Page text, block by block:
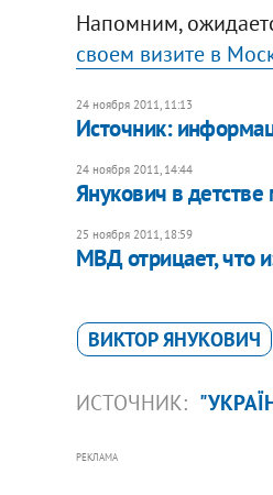
Напомним,
своем визите в
24 ноября 2011, 11:13
Источник:
24 ноября 2011, 14:44
Янукович в детстве
25 ноября 2011, 18:59
МВД отрицает, что
ВИКТОР ЯНУКОВИЧ
ИСТОЧНИК:
РЕКЛАМА